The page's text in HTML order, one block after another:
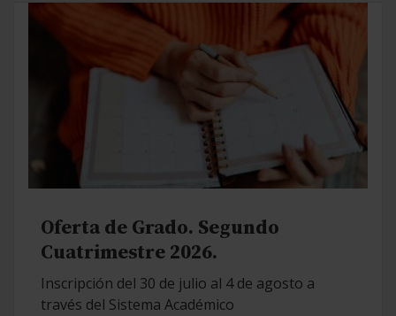
Oferta de Grado. Segundo
Cuatrimestre 2026.
Inscripción del 30 de julio al 4 de agosto a
través del Sistema Académico